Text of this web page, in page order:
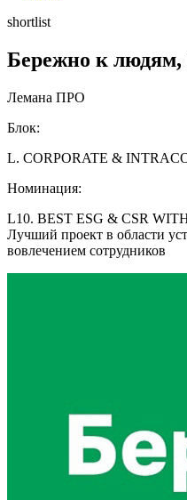
shortlist
Бережно к людям,
Лемана ПРО
Блок:
L. CORPORATE &
Номинация:
L10. BEST ESG & CSR
Лучший проект в области
вовлечением сотрудников